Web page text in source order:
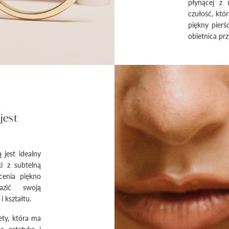
czułość,
piękny
obietnica
jest idealny
z subtelną
piękno
swoją
kształtu.
która ma